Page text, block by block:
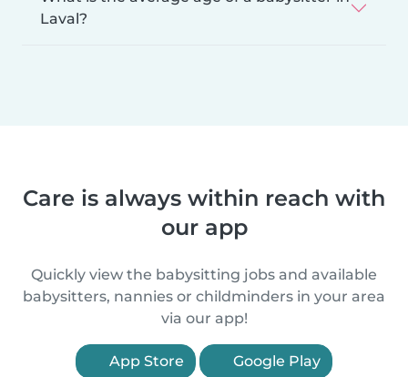
Laval?
Care is always within reach with
our app
Quickly view the babysitting jobs and available
babysitters, nannies or childminders in your area
via our app!
App Store Google Play